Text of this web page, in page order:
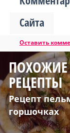
Сайта
Оставить
ПОХОЖИЕ
РЕЦЕПТЫ
Рецепт
горшочках